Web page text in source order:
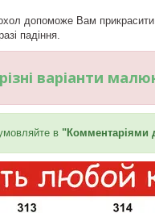
допоможе Вам
падіння.
варіанти
в "Комментаріями